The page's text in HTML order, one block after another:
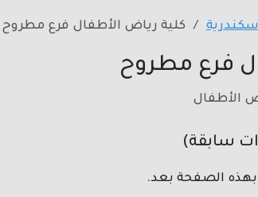
كلية رياض الأطفال فرع مطروح
فرع مطروح
الأطفال
سابقة)
بهذه الصفحة بعد.